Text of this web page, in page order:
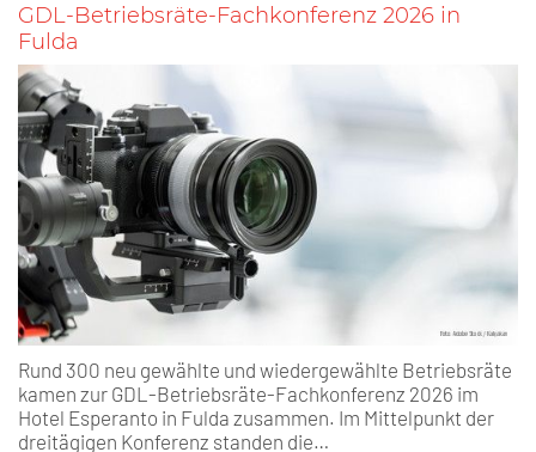
GDL-Betriebsräte-Fachkonferenz 2026 in
Fulda
Rund 300 neu gewählte und wiedergewählte Betriebsräte
kamen zur GDL-Betriebsräte-Fachkonferenz 2026 im
Hotel Esperanto in Fulda zusammen. Im Mittelpunkt der
dreitägigen Konferenz standen die…